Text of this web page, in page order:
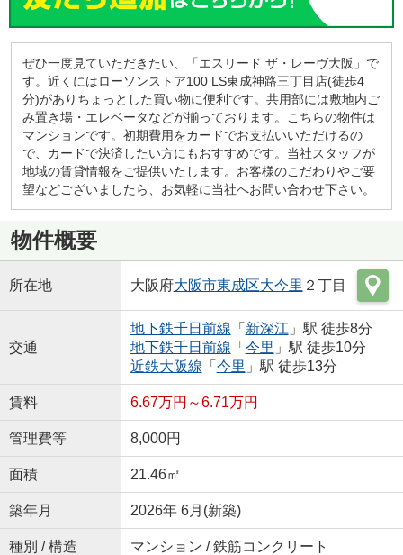
ぜひ一度見ていただきたい、「エスリード ザ・レーヴ大阪」で
す。近くにはローソンストア100 LS東成神路三丁目店(徒歩4
分)がありちょっとした買い物に便利です。共用部には敷地内ご
み置き場・エレベータなどが揃っております。こちらの物件は
マンションです。初期費用をカードでお支払いいただけるの
で、カードで決済したい方にもおすすめです。当社スタッフが
地域の賃貸情報をご提供いたします。お客様のこだわりやご要
望などございましたら、お気軽に当社へお問い合わせ下さい。
物件概要
所在地 大阪府大阪市東成区大今里 ２丁目
交通
地下鉄千日前線 「 新深江 」駅 徒歩8分
地下鉄千日前線 「 今里 」駅 徒歩10分
近鉄大阪線 「 今里 」駅 徒歩13分
賃料 6.67万円～6.71万円
管理費等 8,000円
面積 21.46㎡
築年月 2026年 6月(新築)
種別 / 構造 マンション / 鉄筋コンクリート